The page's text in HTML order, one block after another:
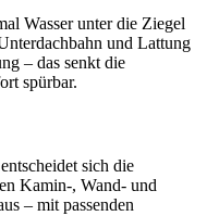
Wasser unter die Ziegel
und Lattung
– das senkt die
spürbar.
sich die
Kamin-, Wand- und
– mit passenden